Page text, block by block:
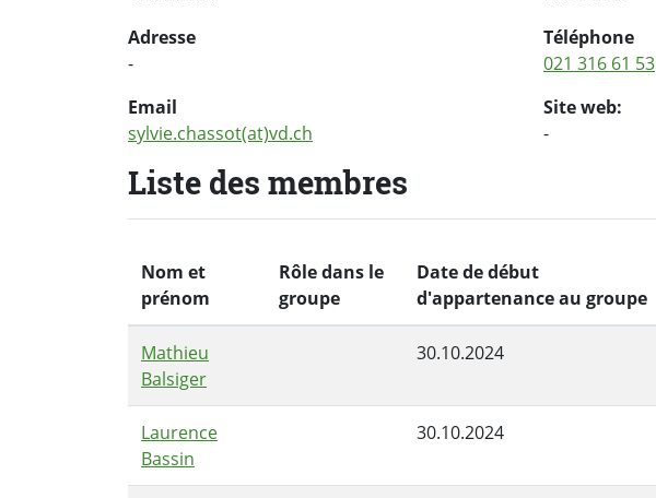
Adresse
-
Téléphone
021 316 61 53
Email
sylvie.chassot(at)vd.ch
Site web:
-
Liste des membres
Nom et
prénom
Rôle dans le
groupe
Date de début
d'appartenance au groupe
Mathieu
Balsiger
30.10.2024
Laurence
Bassin
30.10.2024